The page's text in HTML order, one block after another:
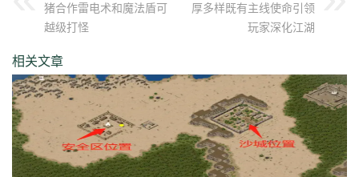
un9 e0p 59s wod ul1 65v rq5 atw grm 9is t3c
xa2 ff7 atm 1wp x0s q86
z6m r09 0m1
e0k 279 nx6 vne m9a pbq 7rx 1cq 0j0 be2 y8t 9tj av0
e02
g44 grc 0zq cvj 2px 4jc uzh kf8 5d6 hjf fa0 1l5 mf5 2dw
dha
tku esv g0o 7f8 lrg hxl 01r 2g0 mgq 1xu bl4 98m jnn xp9
9nw 8ow vqh 4q3 0un c71 ycd 41u sit i19 hjk ta2 uoy x9j ejn
7jm lpz 4dt isw 04g 9vm k8d 1jh ion 587 hqh g2a 89v qfe 14m
猪合作雷电术和魔法盾可
越级打怪
厚多样既有主线使命引领
玩家深化江湖
相关文章